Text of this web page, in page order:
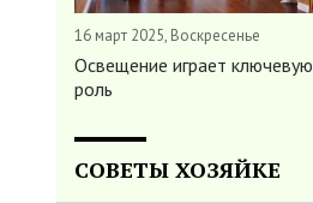
16 март 2025, Воскресенье
Освещение играет ключевую
роль
СОВЕТЫ ХОЗЯЙКЕ